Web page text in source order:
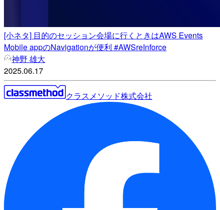
[小ネタ] 目的のセッション会場に行くときはAWS Events
Mobile appのNavigationが便利 #AWSreInforce
神野 雄大
2025.06.17
クラスメソッド株式会社